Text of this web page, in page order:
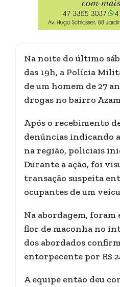
Na noite do último
das 19h, a Polícia
de um homem de 27
drogas no bairro
Após o recebimento
denúncias indicando
na região, policiais
Durante a ação, foi
transação suspeita
ocupantes de um
Na abordagem,
flor de maconha no
dos abordados
entorpecente por R$
A equipe então deu